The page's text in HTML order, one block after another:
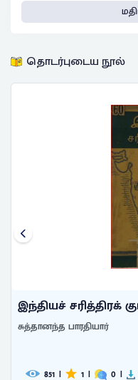
தொடர்புடைய நூல்
தென்னகப் பண்பு
அப்பாத்துரை, கா.
487 | 0 | 0 |